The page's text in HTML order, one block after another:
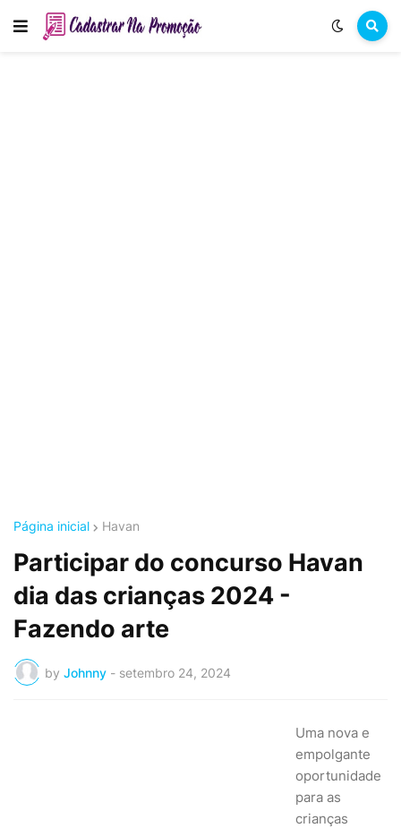
Página inicial Havan
Participar do concurso Havan
dia das crianças 2024 -
Fazendo arte
by Johnny - setembro 24, 2024
Uma nova e
empolgante
oportunidade
para as
crianças